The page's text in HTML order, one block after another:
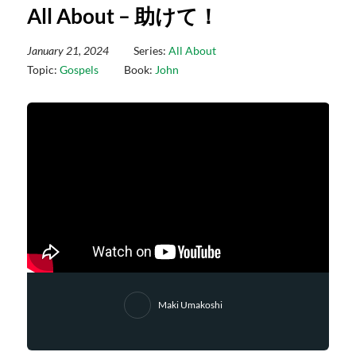
All About – 助けて！
January 21, 2024 Series: All About
Topic: Gospels Book: John
Maki Umakoshi